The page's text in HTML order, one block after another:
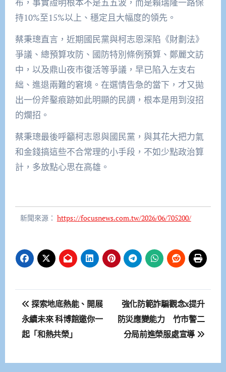
持10%至15%以上、穩定且大幅度的領先。
蔡秉璁直言，近期國民黨與柯志恩深陷《財劃法》
爭議、總預算攻防、國防特別條例預算、鄭麗文訪
中，以及鼎山夜市復活等爭議，早已陷入左支右
絀、進退兩難的窘境。在選情告急的當下，才又拋
出一份斧鑿痕跡如此明顯的民調，根本是用到沒招
的爛招。
蔡秉璁最後呼籲柯志恩與國民黨，與其花大把力氣
和金錢搞這些不合常理的小手段，不如少點政治算
計，多放點心思在高雄。
新聞來源： https://focusnews.com.tw/2026/06/705200/
文
章
導
覽
探索地底熱能、開展
永續未來 科博館邀你一
起「和熱共榮」
強化防範詐騙觀念x提升
防災應變能力 竹市警二
分局前進榮服處宣導